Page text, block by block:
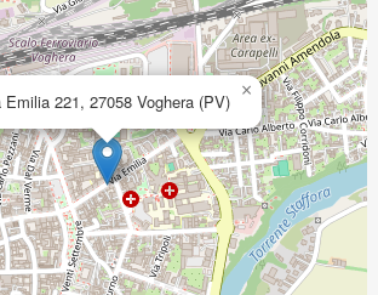
Emilia 221, 27058 Voghera (PV) ×